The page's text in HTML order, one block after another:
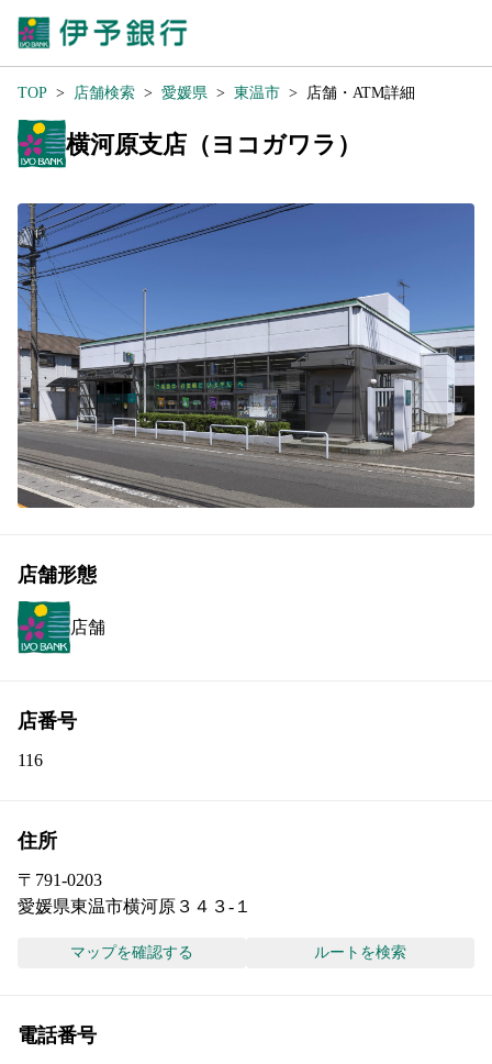
TOP 店舗検索 愛媛県 東温市 店舗・ATM詳細
横河原支店（ヨコガワラ）
店舗形態
店舗
店番号
116
住所
〒 791-0203
愛媛県東温市横河原３４３-１
マップを確認する ルートを検索
電話番号